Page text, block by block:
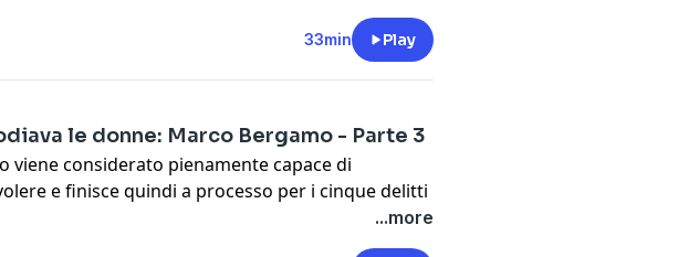
del 1985 che viene considerato il primo commesso
se Bergamo avesse ucciso anche Anna Maria
Troger, si chiedono a quel punto gli
your ad choices. Visit
33min Play
le donne: Marco Bergamo - Parte 3
viene considerato pienamente capace di
e finisce quindi a processo per i cinque delitti
Bolzano vive con il fiato sospeso le udienze che si
dopo l’altra trasformando il processo in una vera
...more